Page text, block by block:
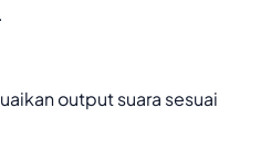
output suara sesuai